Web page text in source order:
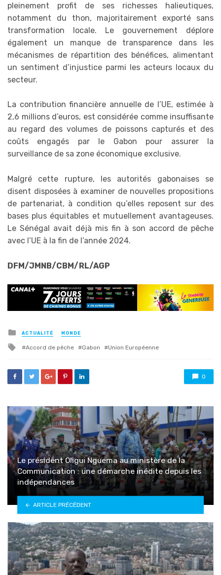
pleinement profit de ses richesses halieutiques,
notamment du thon, majoritairement exporté sans
transformation locale. Le gouvernement déplore
également un manque de transparence dans les
mécanismes de répartition des bénéfices, alimentant
un sentiment d’injustice parmi les acteurs locaux du
secteur.
La contribution financière annuelle de l’UE, estimée à
2,6 millions d’euros, est considérée comme insuffisante
au regard des volumes de poissons capturés et des
coûts engagés par le Gabon pour assurer la
surveillance de sa zone économique exclusive.
Malgré cette rupture, les autorités gabonaises se
disent disposées à examiner de nouvelles propositions
de partenariat, à condition qu’elles reposent sur des
bases plus équitables et mutuellement avantageuses.
Le Sénégal avait déjà mis fin à son accord de pêche
avec l’UE à la fin de l’année 2024.
DFM/JMNB/CBM/RL/AGP
Posted
in
ACTUALITÉ MONDE
Tagged
Accord de pêche Gabon Union Européenne
0
Le président Oligui Nguema au ministère de la
Communication : une démarche inédite depuis les
indépendances
ARTICLE PRÉCÉDENT